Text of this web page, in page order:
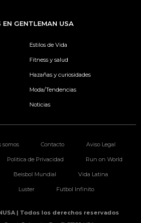
s
a
g
n
e
d
n
i
t
e
EN GENTLEMAN USA
Estilos de Vida
Fitness y salud
Hazañas y curiosidades
Moda/Tendencias
Noticias
somos Contacto Aviso Legal
Politica de Privacidad Run on World
Beisbol Mundial Vida Latina
Luster Futbol Infinito
| Todos los derechos reservados